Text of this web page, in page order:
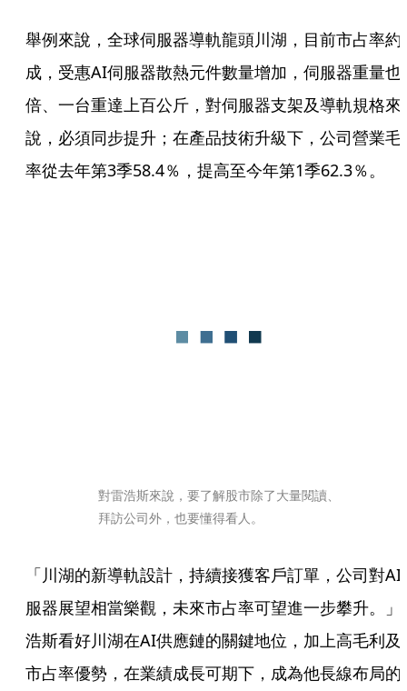
舉例來說，全球伺服器導軌龍頭川湖，目前市占率約
成，受惠AI伺服器散熱元件數量增加，伺服器重量也
倍、一台重達上百公斤，對伺服器支架及導軌規格來
說，必須同步提升；在產品技術升級下，公司營業毛
率從去年第3季58.4％，提高至今年第1季62.3％。
對雷浩斯來說，要了解股市除了大量閱讀、
拜訪公司外，也要懂得看人。
「川湖的新導軌設計，持續接獲客戶訂單，公司對AI
服器展望相當樂觀，未來市占率可望進一步攀升。」
浩斯看好川湖在AI供應鏈的關鍵地位，加上高毛利及
市占率優勢，在業績成長可期下，成為他長線布局的